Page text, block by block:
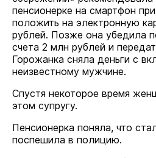
пенсионерке на смартфон
положить на электронную
рублей. Позже она убедила
счета 2 млн рублей и
Горожанка сняла деньги с
неизвестному мужчине.
Спустя некоторое время
этом супругу.
Пенсионерка поняла, что
поспешила в полицию.